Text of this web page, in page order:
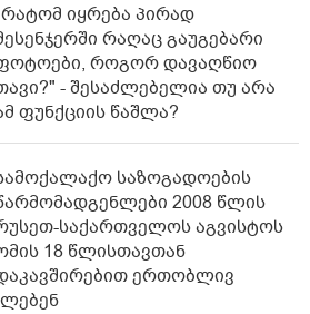
იყრება პირად
რაღაც გაუგებარი
როგორ დავაღწიო
- შესაძლებელია თუ არა
ფუნქციის წაშლა?
საზოგადოების
2008 წლის
საქართველოს აგვისტოს
18 წლისთავთან
ერთობლივ